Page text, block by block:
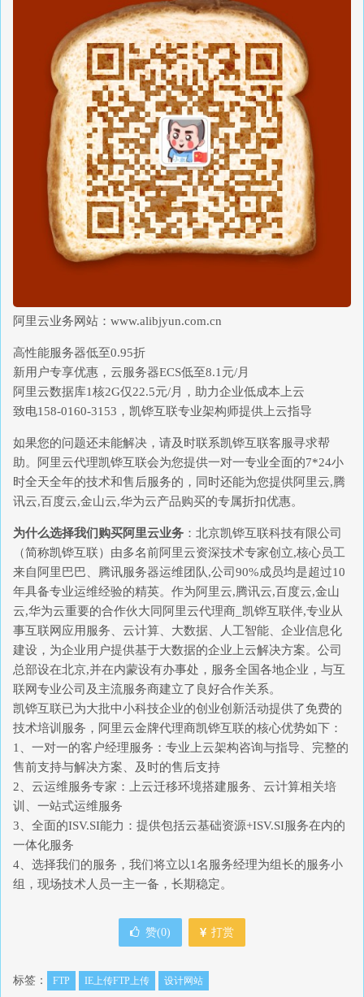
阿里云业务网站：www.alibjyun.com.cn
高性能服务器低至0.95折
新用户专享优惠，云服务器ECS低至8.1元/月
阿里云数据库1核2G仅22.5元/月，助力企业低成本上云
致电158-0160-3153，凯铧互联专业架构师提供上云指导
如果您的问题还未能解决，请及时联系凯铧互联客服寻求帮
助。阿里云代理凯铧互联会为您提供一对一专业全面的7*24小
时全天全年的技术和售后服务的，同时还能为您提供阿里云,腾
讯云,百度云,金山云,华为云产品购买的专属折扣优惠。
为什么选择我们购买阿里云业务 ：北京凯铧互联科技有限公司
（简称凯铧互联）由多名前阿里云资深技术专家创立,核心员工
来自阿里巴巴、腾讯服务器运维团队,公司90%成员均是超过10
年具备专业运维经验的精英。作为阿里云,腾讯云,百度云,金山
云,华为云重要的合作伙大同阿里云代理商_凯铧互联伴,专业从
事互联网应用服务、云计算、大数据、人工智能、企业信息化
建设，为企业用户提供基于大数据的企业上云解决方案。公司
总部设在北京,并在内蒙设有办事处，服务全国各地企业，与互
联网专业公司及主流服务商建立了良好合作关系。
凯铧互联已为大批中小科技企业的创业创新活动提供了免费的
技术培训服务，阿里云金牌代理商凯铧互联的核心优势如下：
1、一对一的客户经理服务：专业上云架构咨询与指导、完整的
售前支持与解决方案、及时的售后支持
2、云运维服务专家：上云迁移环境搭建服务、云计算相关培
训、一站式运维服务
3、全面的ISV.SI能力：提供包括云基础资源+ISV.SI服务在内的
一体化服务
4、选择我们的服务，我们将立以1名服务经理为组长的服务小
组，现场技术人员一主一备，长期稳定。
赞(0) 打赏
标签： FTP IE上传FTP上传 设计网站